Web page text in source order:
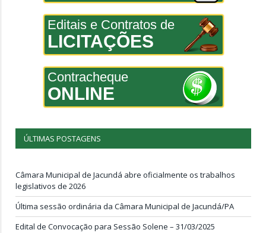
Editais e Contratos de
LICITAÇÕES
Contracheque
ONLINE
ÚLTIMAS POSTAGENS
Câmara Municipal de Jacundá abre oficialmente os trabalhos
legislativos de 2026
Última sessão ordinária da Câmara Municipal de Jacundá/PA
Edital de Convocação para Sessão Solene – 31/03/2025